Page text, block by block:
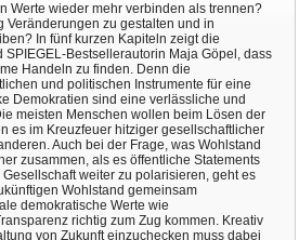
Werte wieder mehr verbinden als trennen?
Veränderungen zu gestalten und in
In fünf kurzen Kapiteln zeigt die
Bestsellerautorin Maja Göpel, dass
Handeln zu finden. Denn die
und politischen Instrumente für eine
Demokratien sind eine verlässliche und
meisten Menschen wollen beim Lösen der
es im Kreuzfeuer hitziger gesellschaftlicher
Auch bei der Frage, was Wohlstand
zusammen, als es öffentliche Statements
weiter zu polarisieren, geht es
Wohlstand gemeinsam
demokratische Werte wie
richtig zum Zug kommen. Kreativ
von Zukunft einzuchecken muss dabei